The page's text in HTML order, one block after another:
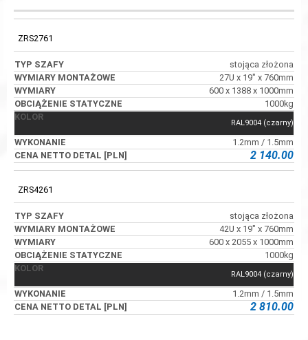
WYMIARY
MONTAŻOWE
ZRS2761
stojąca złożona
27U x 19" x 760mm
600 x 1388 x 1000mm
1000kg
RAL9004 (czarny)
1.2mm / 1.5mm
2 140.00
ZRS4261
stojąca złożona
42U x 19" x 760mm
600 x 2055 x 1000mm
1000kg
RAL9004 (czarny)
1.2mm / 1.5mm
2 810.00